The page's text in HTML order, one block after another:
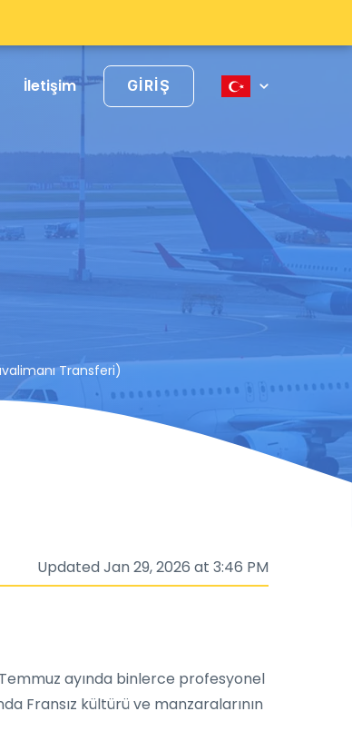
İletişim GIRIŞ
Transferi)
Updated Jan 29, 2026 at 3:46 PM
ayında binlerce profesyonel
Fransız kültürü ve manzaralarının